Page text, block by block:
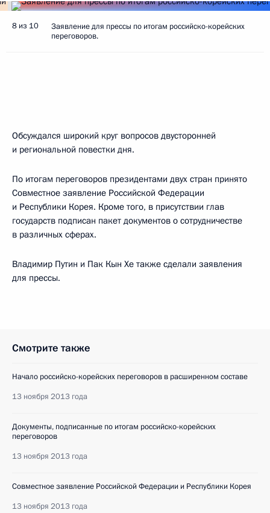
8 из 10
Заявление для прессы по итогам российско-корейских
переговоров.
Обсуждался широкий круг вопросов двусторонней
и региональной повестки дня.
По итогам переговоров президентами двух стран принято
Совместное заявление Российской Федерации
и Республики Корея. Кроме того, в присутствии глав
государств подписан пакет документов о сотрудничестве
в различных сферах.
Владимир Путин и Пак Кын Хе также сделали заявления
для прессы.
Смотрите также
Начало российско-корейских переговоров в расширенном составе
13 ноября 2013 года
Документы, подписанные по итогам российско-корейских
переговоров
13 ноября 2013 года
Совместное заявление Российской Федерации и Республики Корея
13 ноября 2013 года